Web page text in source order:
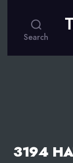
Search
3194